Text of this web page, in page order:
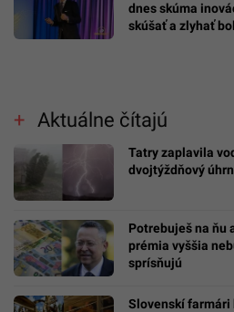
dnes skúma
skúšať a zlyhať
Aktuálne čítajú
Tatry zaplavila
dvojtýždňový
Potrebuješ na ňu
prémia vyššia
sprísňujú
Slovenskí farmári